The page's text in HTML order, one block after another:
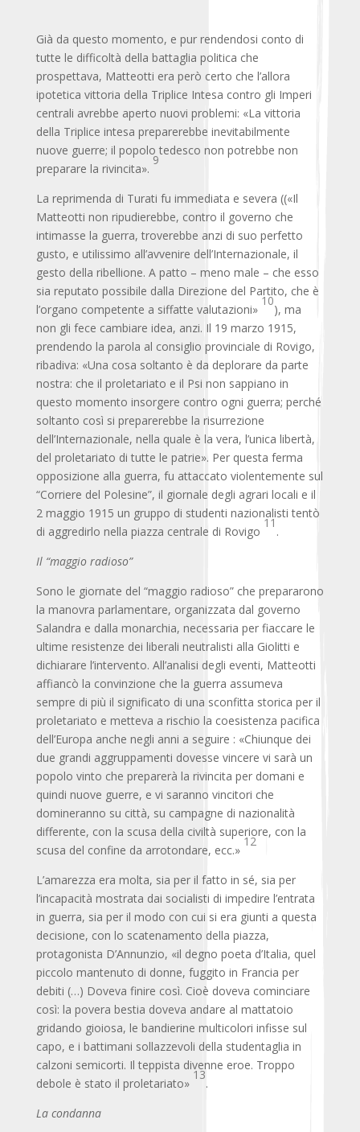
Già da questo momento, e pur rendendosi conto di
tutte le difficoltà della battaglia politica che
prospettava, Matteotti era però certo che l’allora
ipotetica vittoria della Triplice Intesa contro gli Imperi
centrali avrebbe aperto nuovi problemi: «La vittoria
della Triplice intesa preparerebbe inevitabilmente
nuove guerre; il popolo tedesco non potrebbe non
preparare la rivincita».
9
La reprimenda di Turati fu immediata e severa ((«Il
Matteotti non ripudierebbe, contro il governo che
intimasse la guerra, troverebbe anzi di suo perfetto
gusto, e utilissimo all’avvenire dell’Internazionale, il
gesto della ribellione. A patto – meno male – che esso
sia reputato possibile dalla Direzione del Partito, che è
l’organo competente a siffatte valutazioni»
10
), ma
non gli fece cambiare idea, anzi. Il 19 marzo 1915,
prendendo la parola al consiglio provinciale di Rovigo,
ribadiva: «Una cosa soltanto è da deplorare da parte
nostra: che il proletariato e il Psi non sappiano in
questo momento insorgere contro ogni guerra; perché
soltanto così si preparerebbe la risurrezione
dell’Internazionale, nella quale è la vera, l’unica libertà,
del proletariato di tutte le patrie». Per questa ferma
opposizione alla guerra, fu attaccato violentemente sul
“Corriere del Polesine”, il giornale degli agrari locali e il
2 maggio 1915 un gruppo di studenti nazionalisti tentò
di aggredirlo nella piazza centrale di Rovigo
11
.
Il “maggio radioso”
Sono le giornate del “maggio radioso” che prepararono
la manovra parlamentare, organizzata dal governo
Salandra e dalla monarchia, necessaria per fiaccare le
ultime resistenze dei liberali neutralisti alla Giolitti e
dichiarare l’intervento. All’analisi degli eventi, Matteotti
affiancò la convinzione che la guerra assumeva
sempre di più il significato di una sconfitta storica per il
proletariato e metteva a rischio la coesistenza pacifica
dell’Europa anche negli anni a seguire : «Chiunque dei
due grandi aggruppamenti dovesse vincere vi sarà un
popolo vinto che preparerà la rivincita per domani e
quindi nuove guerre, e vi saranno vincitori che
domineranno su città, su campagne di nazionalità
differente, con la scusa della civiltà superiore, con la
scusa del confine da arrotondare, ecc.»
12
L’amarezza era molta, sia per il fatto in sé, sia per
l’incapacità mostrata dai socialisti di impedire l’entrata
in guerra, sia per il modo con cui si era giunti a questa
decisione, con lo scatenamento della piazza,
protagonista D’Annunzio, «il degno poeta d’Italia, quel
piccolo mantenuto di donne, fuggito in Francia per
debiti (…) Doveva finire così. Cioè doveva cominciare
così: la povera bestia doveva andare al mattatoio
gridando gioiosa, le bandierine multicolori infisse sul
capo, e i battimani sollazzevoli della studentaglia in
calzoni semicorti. Il teppista divenne eroe. Troppo
debole è stato il proletariato»
13
.
La condanna